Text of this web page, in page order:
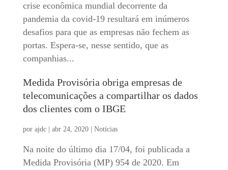
crise econômica mundial decorrente da
pandemia da covid-19 resultará em inúmeros
desafios para que as empresas não fechem as
portas. Espera-se, nesse sentido, que as
companhias...
Medida Provisória obriga empresas de
telecomunicações a compartilhar os dados
dos clientes com o IBGE
por ajdc| abr 24, 2020| Notícias
Na noite do último dia 17/04, foi publicada a
Medida Provisória (MP) 954 de 2020. Em